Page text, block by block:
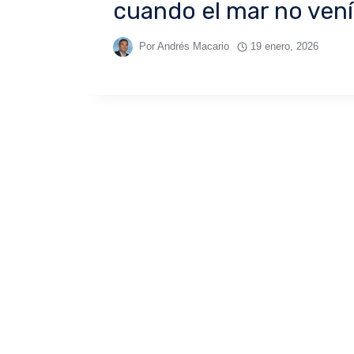
cuando el mar no
Por Andrés Macario 19 enero, 2026